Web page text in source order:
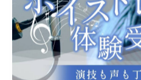
もあり、初心者にもおすすめ
また、モニターを使った自
分の演技がどのように見え
す。演技のたびに録画し、気